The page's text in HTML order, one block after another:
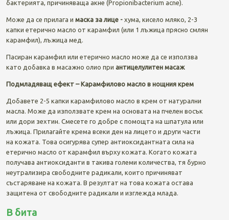
бактерията, причиняваща акне (Propionibacterium acne).
Може да се прилага и маска за лице -хума, кисело мляко, 2-3
капки етерично масло от карамфил (или 1 лъжица прясно смлян
карамфил), лъжица мед.
Пасиран карамфил или етерично масло може да се използва
като добавка в масажно олио при антицелулитен масаж
Подмладяващ ефект – Карамфилово масло в нощния крем
Добавете 2-5 капки карамфилово масло в крем от натурални
масла. Може да използвате крем на основата на пчелен восък
или дори зехтин. Смесете го добре с помощта на шпатула или
лъжица. Прилагайте крема всеки ден на лицето и други части
на кожата. Това осигурява супер антиоксидантната сила на
етерично масло от карамфил върху кожата. Когато кожата
получава антиоксиданти в такива големи количества, тя бурно
неутрализира свободните радикали, които причиняват
състаряване на кожата. В резултат на това кожата остава
защитена от свободните радикали и изглежда млада.
В бита